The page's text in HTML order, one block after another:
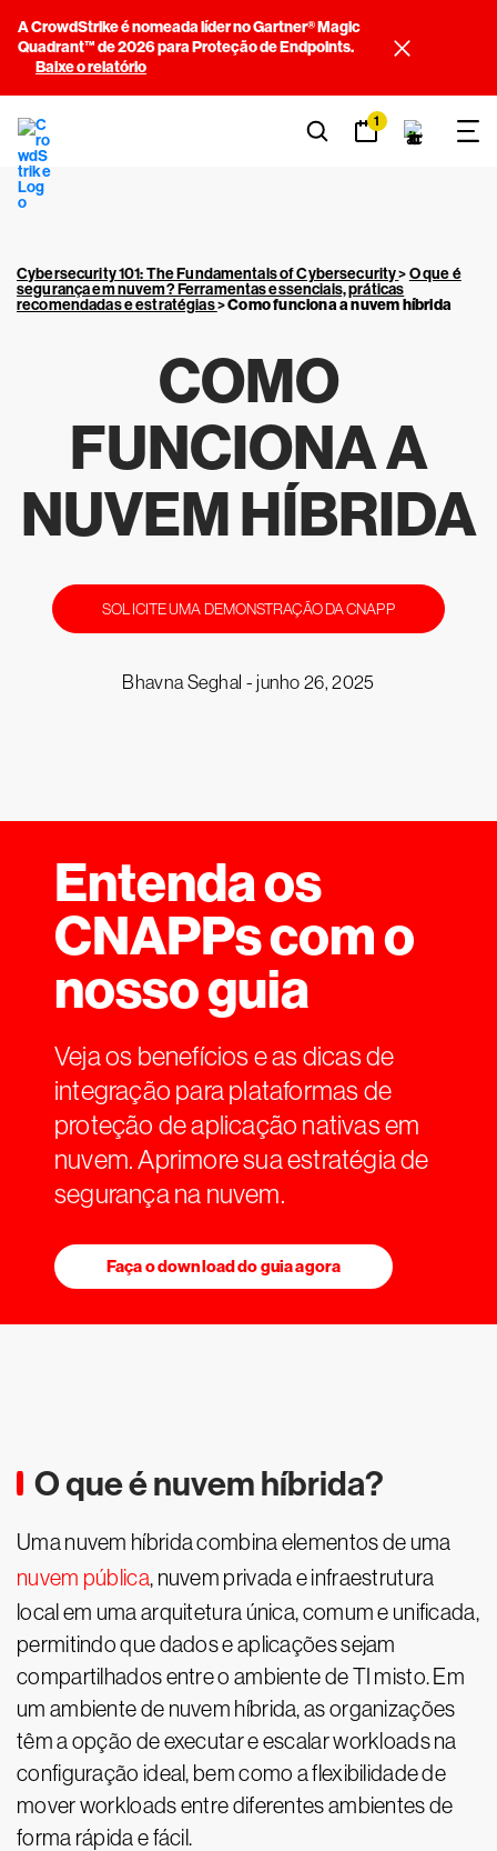
A CrowdStrike é nomeada líder no Gartner® Magic
Quadrant™ de 2026 para Proteção de Endpoints.
Baixe o relatório
1
Cybersecurity 101: The Fundamentals of Cybersecurity>O que é
segurança em nuvem? Ferramentas essenciais, práticas
recomendadas e estratégias>Como funciona a nuvem híbrida
COMO
FUNCIONA A
NUVEM HÍBRIDA
SOLICITE UMA DEMONSTRAÇÃO DA CNAPP
Bhavna Seghal - junho 26, 2025
Entenda os
CNAPPs com o
nosso guia
Veja os benefícios e as dicas de
integração para plataformas de
proteção de aplicação nativas em
nuvem. Aprimore sua estratégia de
segurança na nuvem.
Faça o download do guia agora
O que é nuvem híbrida?
Uma nuvem híbrida combina elementos de uma
nuvem pública, nuvem privada e infraestrutura
local em uma arquitetura única, comum e unificada,
permitindo que dados e aplicações sejam
compartilhados entre o ambiente de TI misto. Em
um ambiente de nuvem híbrida, as organizações
têm a opção de executar e escalar workloads na
configuração ideal, bem como a flexibilidade de
mover workloads entre diferentes ambientes de
forma rápida e fácil.